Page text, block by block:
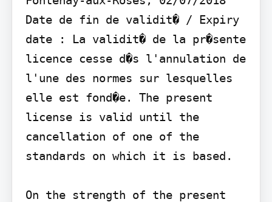
Date de fin de validit� / Expiry
date : La validit� de la pr�sente
licence cesse d�s l'annulation de
l'une des normes sur lesquelles
elle est fond�e. The present
license is valid until the
cancellation of one of the
standards on which it is based.
On the strength of the present